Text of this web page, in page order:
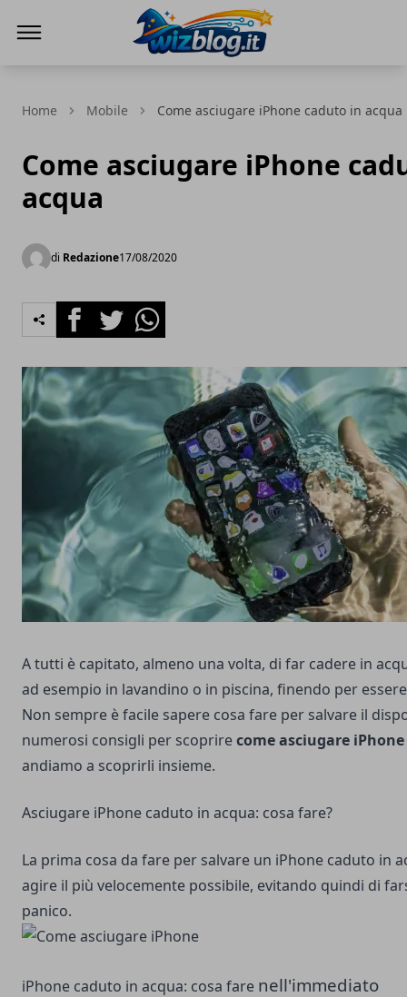
Home Mobile Come asciugare iPhone caduto in acqua
Come asciugare iPhone
acqua
di Redazione17/08/2020
FacebookTwitterWhatsapp
A tutti è capitato, almeno una volta, di far cadere in
ad esempio in lavandino o in piscina, finendo per
Non sempre è facile sapere cosa fare per salvare il
numerosi consigli per scoprirecome asciugare
andiamo a scoprirli insieme.
Asciugare iPhone caduto in acqua: cosa fare?
La prima cosa da fare per salvare un iPhone caduto in
agire il più velocemente possibile, evitando quindi di
panico.
iPhone caduto in acqua: cosa fare nell'immediato